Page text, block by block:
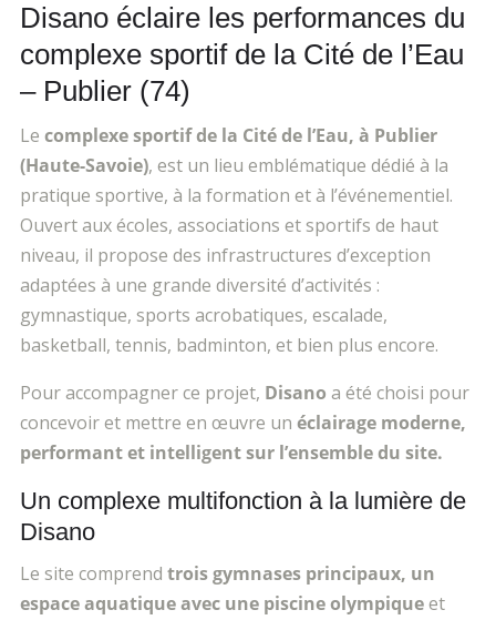
Disano éclaire les performances du
complexe sportif de la Cité de l’Eau
– Publier (74)
Le complexe sportif de la Cité de l’Eau, à Publier
(Haute-Savoie), est un lieu emblématique dédié à la
pratique sportive, à la formation et à l’événementiel.
Ouvert aux écoles, associations et sportifs de haut
niveau, il propose des infrastructures d’exception
adaptées à une grande diversité d’activités :
gymnastique, sports acrobatiques, escalade,
basketball, tennis, badminton, et bien plus encore.
Pour accompagner ce projet, Disano a été choisi pour
concevoir et mettre en œuvre un éclairage moderne,
performant et intelligent sur l’ensemble du site.
Un complexe multifonction à la lumière de
Disano
Le site comprend trois gymnases principaux, un
espace aquatique avec une piscine olympiqueet